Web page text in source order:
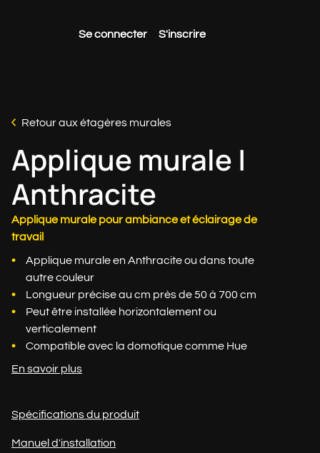
Se connecter S'inscrire
Retour aux étagères murales
Applique murale |
Anthracite
Applique murale pour ambiance et éclairage de
travail
Applique murale en Anthracite ou dans toute
autre couleur
Longueur précise au cm près de 50 à 700 cm
Peut être installée horizontalement ou
verticalement
Compatible avec la domotique comme Hue
En savoir plus
Spécifications du produit
Manuel d'installation